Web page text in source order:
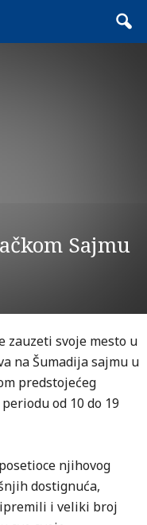
Sajmu
zauzeti svoje mesto u
na Šumadija sajmu u
predstojećeg
od 10 do 19
njihovog
dostignuća,
i veliki broj